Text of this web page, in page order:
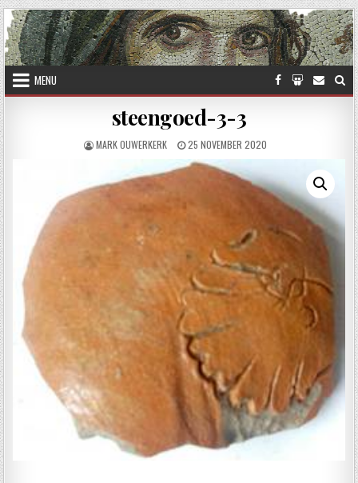
Skip to content
MENU
steengoed-3-3
AUTHOR:
MARK OUWERKERK PUBLISHED DATE:
25 NOVEMBER 2020